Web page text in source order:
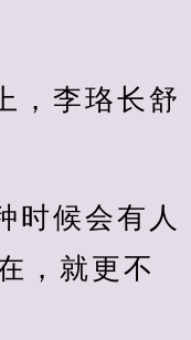
，李珞长舒
时候会有人
，就更不